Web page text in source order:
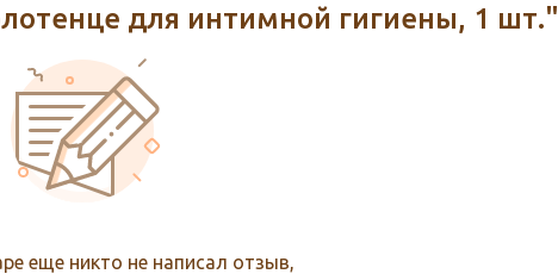
для интимной гигиены, 1 шт."
еще никто не написал отзыв,